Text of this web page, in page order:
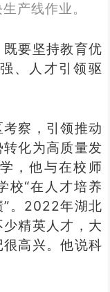
产线作业。
要坚持教育优
、人才引领驱
察，引领推动
化为高质量发
，他与在校师
校“在人才培养
”。2022年湖北
精英人才，大
高兴。他说科